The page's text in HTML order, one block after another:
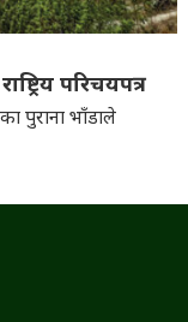
परिचयपत्र
पुराना भाँडाले